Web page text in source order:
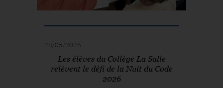
28/05/2026
Les élèves du Collège La Salle
relèvent le défi de la Nuit du Code
2026